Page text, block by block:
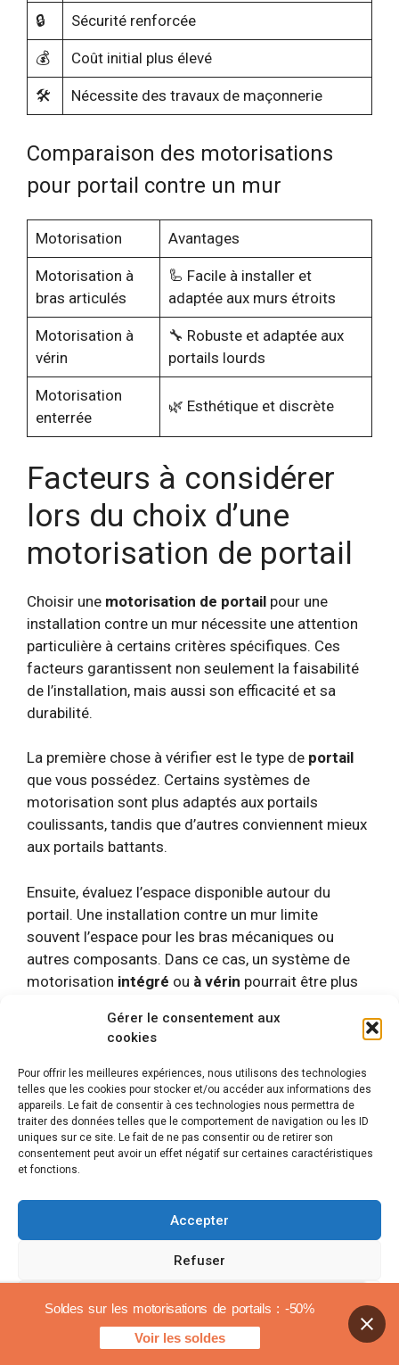
Gérer le consentement aux
cookies
Pour offrir les meilleures expériences, nous utilisons des technologies
telles que les cookies pour stocker et/ou accéder aux informations des
appareils. Le fait de consentir à ces technologies nous permettra de
traiter des données telles que le comportement de navigation ou les ID
uniques sur ce site. Le fait de ne pas consentir ou de retirer son
consentement peut avoir un effet négatif sur certaines caractéristiques
et fonctions.
Accepter
Refuser
Voir les préférences
Politique de cookiesMentions légales
🔒 Sécurité renforcée
💰 Coût initial plus élevé
🛠 Nécessite des travaux de maçonnerie
Comparaison des motorisations
pour portail contre un mur
Motorisation Avantages
Motorisation à
bras articulés
🦾 Facile à installer et
adaptée aux murs étroits
Motorisation à
vérin
🔧 Robuste et adaptée aux
portails lourds
Motorisation
enterrée
🌿 Esthétique et discrète
Facteurs à considérer
lors du choix d’une
motorisation de portail
Choisir une motorisation de portail pour une
installation contre un mur nécessite une attention
particulière à certains critères spécifiques. Ces
facteurs garantissent non seulement la faisabilité
de l’installation, mais aussi son efficacité et sa
durabilité.
La première chose à vérifier est le type de portail
que vous possédez. Certains systèmes de
motorisation sont plus adaptés aux portails
coulissants, tandis que d’autres conviennent mieux
aux portails battants.
Ensuite, évaluez l’espace disponible autour du
portail. Une installation contre un mur limite
souvent l’espace pour les bras mécaniques ou
autres composants. Dans ce cas, un système de
motorisation intégré ou à vérin pourrait être plus
également un facteur clé. Pour une utilisation
intensive, optez pour une motorisation robuste et
fiable. Si vous utilisez le portail moins
fréquemment, un modèle plus basique pourrait
suffire.
Lasituation géographiquede votre domicile
vulnérable aux intempéries comme le vent ou la
Enfin, ne négligez pas l’importance de la sécurité.
Soldes sur les motorisations de portails : -50%
Voir les soldes